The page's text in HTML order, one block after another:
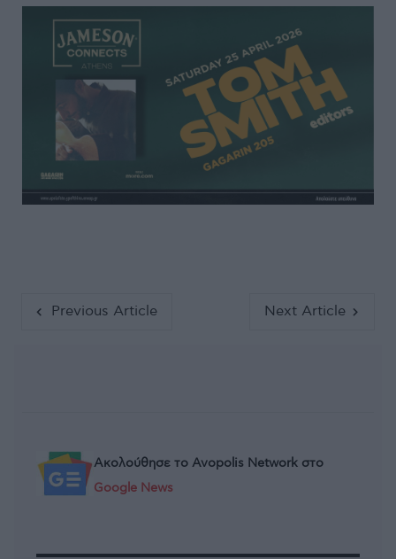
Previous Article Next Article
Ακολούθησε το Avopolis Network στο
Google News